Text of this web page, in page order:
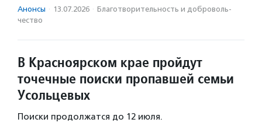
Анонсы · 13.07.2026 · Благотвори­тель­ность и доброволь­
чест­во
В Красноярском крае пройдут
точечные поиски пропавшей семьи
Усольцевых
Поиски продолжатся до 12 июля.